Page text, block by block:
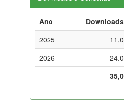
Ano Downloads
2025
11,0
2026
24,0
35,0